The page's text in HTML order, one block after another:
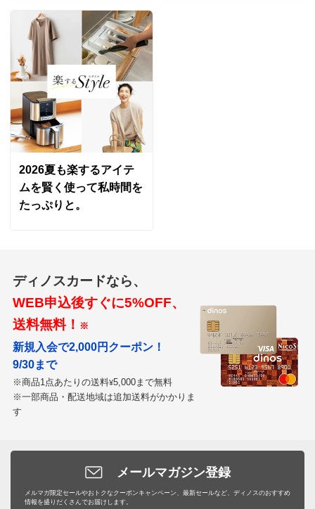
2026夏も楽するアイテ
ムを賢く使って私時間を
たっぷりと。
ディノスカードなら、
WEB申込後すぐに5%OFF、
送料無料！ ※
新規入会で2,000円クーポン！
9/30まで
※商品1点あたりの送料¥5,000まで無料
※一部商品・配送地域は追加送料がかかりま
す
メールマガジン登録
メルマガ限定セールやおトクなクーポンキャンペーン、最新セールなど、ディノスのおすすめ
情報を盛りだくさんでお届けします。